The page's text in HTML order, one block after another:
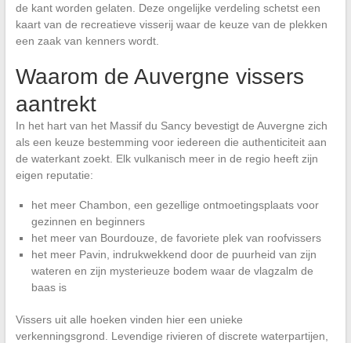
de kant worden gelaten. Deze ongelijke verdeling schetst een
kaart van de recreatieve visserij waar de keuze van de plekken
een zaak van kenners wordt.
Waarom de Auvergne vissers
aantrekt
In het hart van het Massif du Sancy bevestigt de Auvergne zich
als een keuze bestemming voor iedereen die authenticiteit aan
de waterkant zoekt. Elk vulkanisch meer in de regio heeft zijn
eigen reputatie:
het meer Chambon, een gezellige ontmoetingsplaats voor
gezinnen en beginners
het meer van Bourdouze, de favoriete plek van roofvissers
het meer Pavin, indrukwekkend door de puurheid van zijn
wateren en zijn mysterieuze bodem waar de vlagzalm de
baas is
Vissers uit alle hoeken vinden hier een unieke
verkenningsgrond. Levendige rivieren of discrete waterpartijen,